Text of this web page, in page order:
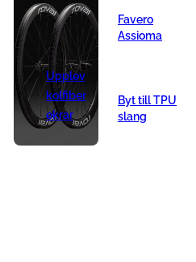
Upplev
kolfiber
ekrar
Favero
Assioma
Byt till TPU
slang